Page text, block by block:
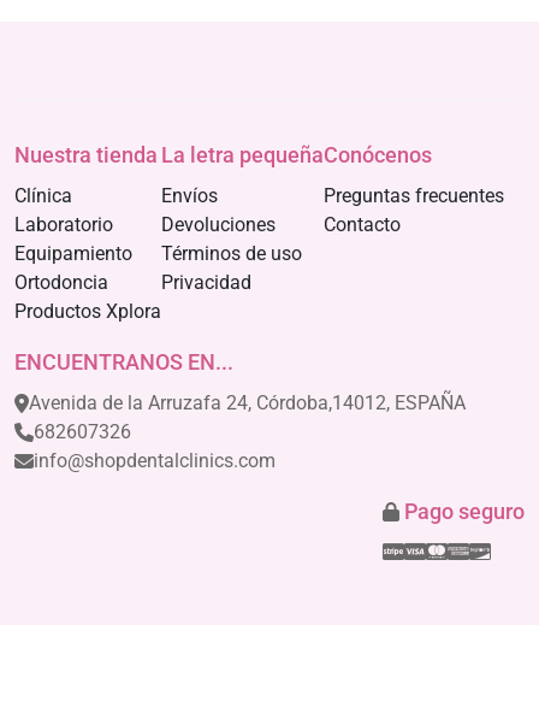
Nuestra tienda
Clínica
Laboratorio
Equipamiento
Ortodoncia
Productos Xplora
La letra pequeña
Envíos
Devoluciones
Términos de uso
Privacidad
Conócenos
Preguntas frecuentes
Contacto
ENCUENTRANOS EN...
Avenida de la Arruzafa 24, Córdoba,14012, ESPAÑA
682607326
info@shopdentalclinics.com
Pago seguro
Stripe
Visa